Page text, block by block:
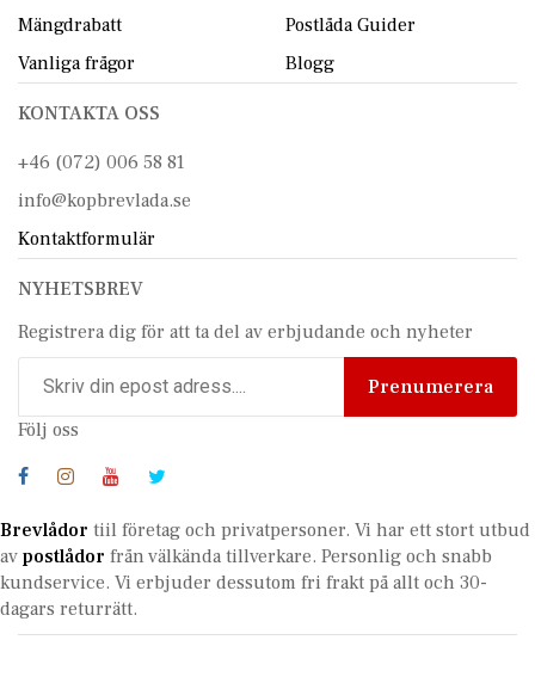
Mängdrabatt
Vanliga frågor
Postlåda Guider
Blogg
KONTAKTA OSS
+46 (072) 006 58 81
info@kopbrevlada.se
Kontaktformulär
NYHETSBREV
Registrera dig för att ta del av erbjudande och nyheter
Prenumerera
Följ oss
Brevlådor tiil företag och privatpersoner. Vi har ett stort utbud
av postlådor från välkända tillverkare. Personlig och snabb
kundservice. Vi erbjuder dessutom fri frakt på allt och 30-
dagars returrätt.